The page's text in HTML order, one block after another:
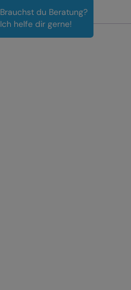
Brauchst du Beratung?
Ich helfe dir gerne!